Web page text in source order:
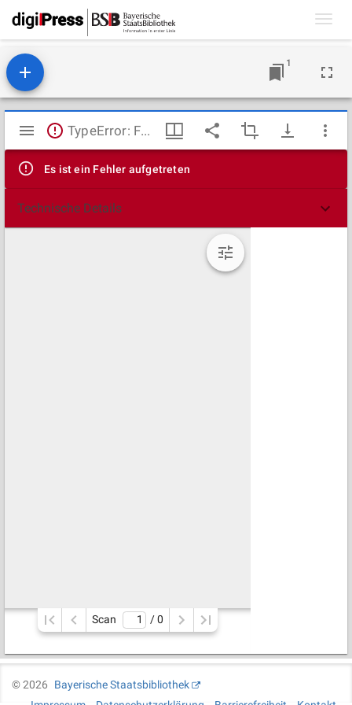
1
Mirador
Viewer
TypeError: Failed to fetch
Es ist ein Fehler aufgetreten
Technische Details
Scan / 0
©2026
Bayerische Staatsbibliothek